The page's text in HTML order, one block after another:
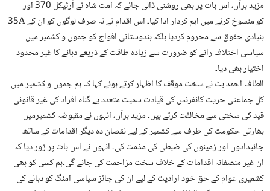
مزید برآں، اس بات پر بھی روشنی ڈالی جائے کہ امت شاہ نے آرٹیکل 370 اور
35A کو منسوخ کرنے میں اہم کردار ادا کیا۔ اس اقدام نے نہ صرف لوگوں کو ان کے
بنیادی حقوق سے محروم کردیا بلکہ ہندوستانی افواج کو جموں و کشمیر میں
سیاسی اختلاف رائے کو ضرورت سے زیادہ طاقت کے ذریعے دبانے کا غیر محدود
اختیار بھی دیا۔
الطاف احمد بٹ نے سخت موقف کا اظہار کرتے ہوئے کہا کہ ہم جموں و کشمیر میں
کل جماعتی حریت کانفرنس کی قیادت سمیت متعدد بے گناہ افراد کی غیر قانونی
قید کی سختی سے مخالفت کرتے ہیں۔ مزید برآں، انہوں نے مقبوضہ کشمیرمیں
بھارتی حکومت کی طرف سے کشمیر کے لیے نقصان دہ دیگر اقدامات کے ساتھ
جائیدادوں اور زمینوں کی ضبطی کی مذمت کی۔ انہوں نے اس بات پر زور دیا کہ
ان غیر منصفانہ اقدامات کے خلاف سخت مزاحمت کی جائے گی۔ہم کسی کو بھی
کشمیری عوام کے حق خود ارادیت کے لیے ان کی جائز سیاسی امنگ کو دبانے کی